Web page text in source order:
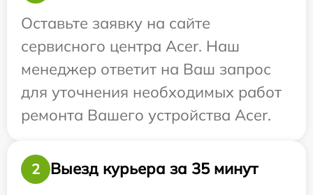
Оставьте заявку на сайте
сервисного центра Acer. Наш
менеджер ответит на Ваш запрос
для уточнения необходимых работ
ремонта Вашего устройства Acer.
2
Выезд курьера за 35 минут